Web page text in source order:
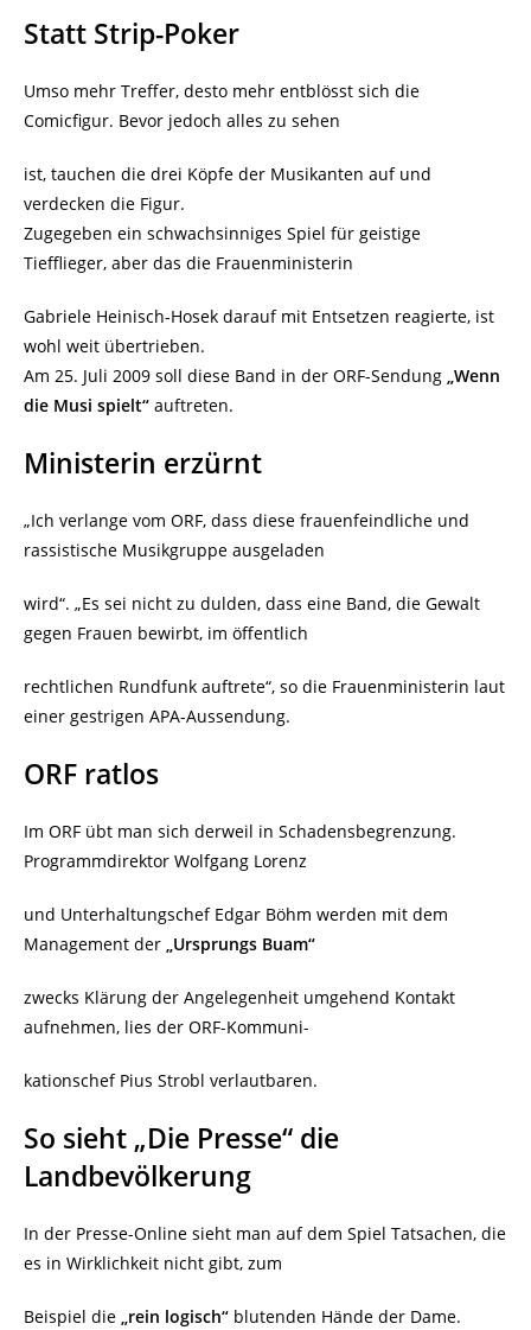
Statt Strip-Poker
Umso mehr Treffer, desto mehr entblösst sich die
Comicfigur. Bevor jedoch alles zu sehen
ist, tauchen die drei Köpfe der Musikanten auf und
verdecken die Figur.
Zugegeben ein schwachsinniges Spiel für geistige
Tiefflieger, aber das die Frauenministerin
Gabriele Heinisch-Hosek darauf mit Entsetzen reagierte, ist
wohl weit übertrieben.
Am 25. Juli 2009 soll diese Band in der ORF-Sendung „Wenn
die Musi spielt“ auftreten.
Ministerin erzürnt
„Ich verlange vom ORF, dass diese frauenfeindliche und
rassistische Musikgruppe ausgeladen
wird“. „Es sei nicht zu dulden, dass eine Band, die Gewalt
gegen Frauen bewirbt, im öffentlich
rechtlichen Rundfunk auftrete“, so die Frauenministerin laut
einer gestrigen APA-Aussendung.
ORF ratlos
Im ORF übt man sich derweil in Schadensbegrenzung.
Programmdirektor Wolfgang Lorenz
und Unterhaltungschef Edgar Böhm werden mit dem
Management der „Ursprungs Buam“
zwecks Klärung der Angelegenheit umgehend Kontakt
aufnehmen, lies der ORF-Kommuni-
kationschef Pius Strobl verlautbaren.
So sieht „Die Presse“ die
Landbevölkerung
In der Presse-Online sieht man auf dem Spiel Tatsachen, die
es in Wirklichkeit nicht gibt, zum
Beispiel die „rein logisch“ blutenden Hände der Dame.